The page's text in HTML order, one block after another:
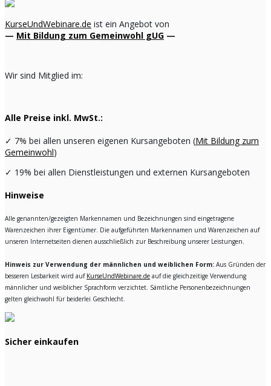
KurseUndWebinare.de ist ein Angebot von
— Mit Bildung zum Gemeinwohl gUG —
Wir sind Mitglied im:
Alle Preise inkl. MwSt.:
✓ 7% bei allen unseren eigenen Kursangeboten (Mit Bildung zum
Gemeinwohl)
✓ 19% bei allen Dienstleistungen und externen Kursangeboten
Hinweise
Alle genannten/gezeigten Markennamen und Bezeichnungen sind eingetragene
Warenzeichen ihrer Eigentümer. Die aufgeführten Markennamen und Warenzeichen auf
unseren Internetseiten dienen ausschließlich zur Beschreibung unserer Leistungen.
Hinweis zur Verwendung der männlichen und weiblichen Form: Aus Gründen der
besseren Lesbarkeit wird auf KurseUndWebinare.de auf die gleichzeitige Verwendung
männlicher und weiblicher Sprachform verzichtet. Sämtliche Personenbezeichnungen
gelten gleichwohl für beiderlei Geschlecht.
Sicher einkaufen